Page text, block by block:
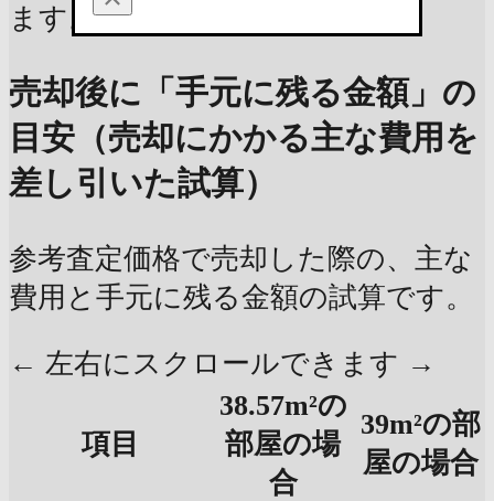
ます。情報更新：2026年7月5日
売却後に「手元に残る金額」の
目安（売却にかかる主な費用を
差し引いた試算）
参考査定価格で売却した際の、主な
費用と手元に残る金額の試算です。
← 左右にスクロールできます →
項目
38.57m²の
部屋の場
合
39m²の部
屋の場合